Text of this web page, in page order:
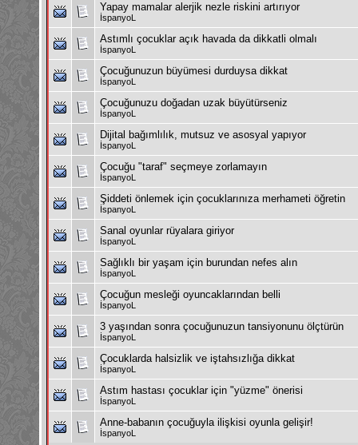
Yapay mamalar alerjik nezle riskini artırıyor
İspanyoL
Astımlı çocuklar açık havada da dikkatli olmalı
İspanyoL
Çocuğunuzun büyümesi durduysa dikkat
İspanyoL
Çocuğunuzu doğadan uzak büyütürseniz
İspanyoL
Dijital bağımlılık, mutsuz ve asosyal yapıyor
İspanyoL
Çocuğu "taraf" seçmeye zorlamayın
İspanyoL
Şiddeti önlemek için çocuklarınıza merhameti öğretin
İspanyoL
Sanal oyunlar rüyalara giriyor
İspanyoL
Sağlıklı bir yaşam için burundan nefes alın
İspanyoL
Çocuğun mesleği oyuncaklarından belli
İspanyoL
3 yaşından sonra çocuğunuzun tansiyonunu ölçtürün
İspanyoL
Çocuklarda halsizlik ve iştahsızlığa dikkat
İspanyoL
Astım hastası çocuklar için "yüzme" önerisi
İspanyoL
Anne-babanın çocuğuyla ilişkisi oyunla gelişir!
İspanyoL